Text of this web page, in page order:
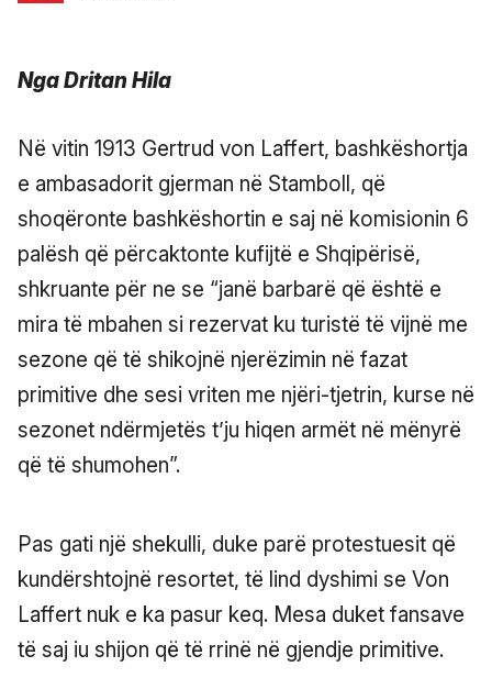
Nga Dritan Hila
Në vitin 1913 Gertrud von Laffert, bashkëshortja
e ambasadorit gjerman në Stamboll, që
shoqëronte bashkëshortin e saj në komisionin 6
palësh që përcaktonte kufijtë e Shqipërisë,
shkruante për ne se “janë barbarë që është e
mira të mbahen si rezervat ku turistë të vijnë me
sezone që të shikojnë njerëzimin në fazat
primitive dhe sesi vriten me njëri-tjetrin, kurse në
sezonet ndërmjetës t’ju hiqen armët në mënyrë
që të shumohen”.
Pas gati një shekulli, duke parë protestuesit që
kundërshtojnë resortet, të lind dyshimi se Von
Laffert nuk e ka pasur keq. Mesa duket fansave
të saj iu shijon që të rrinë në gjendje primitive.